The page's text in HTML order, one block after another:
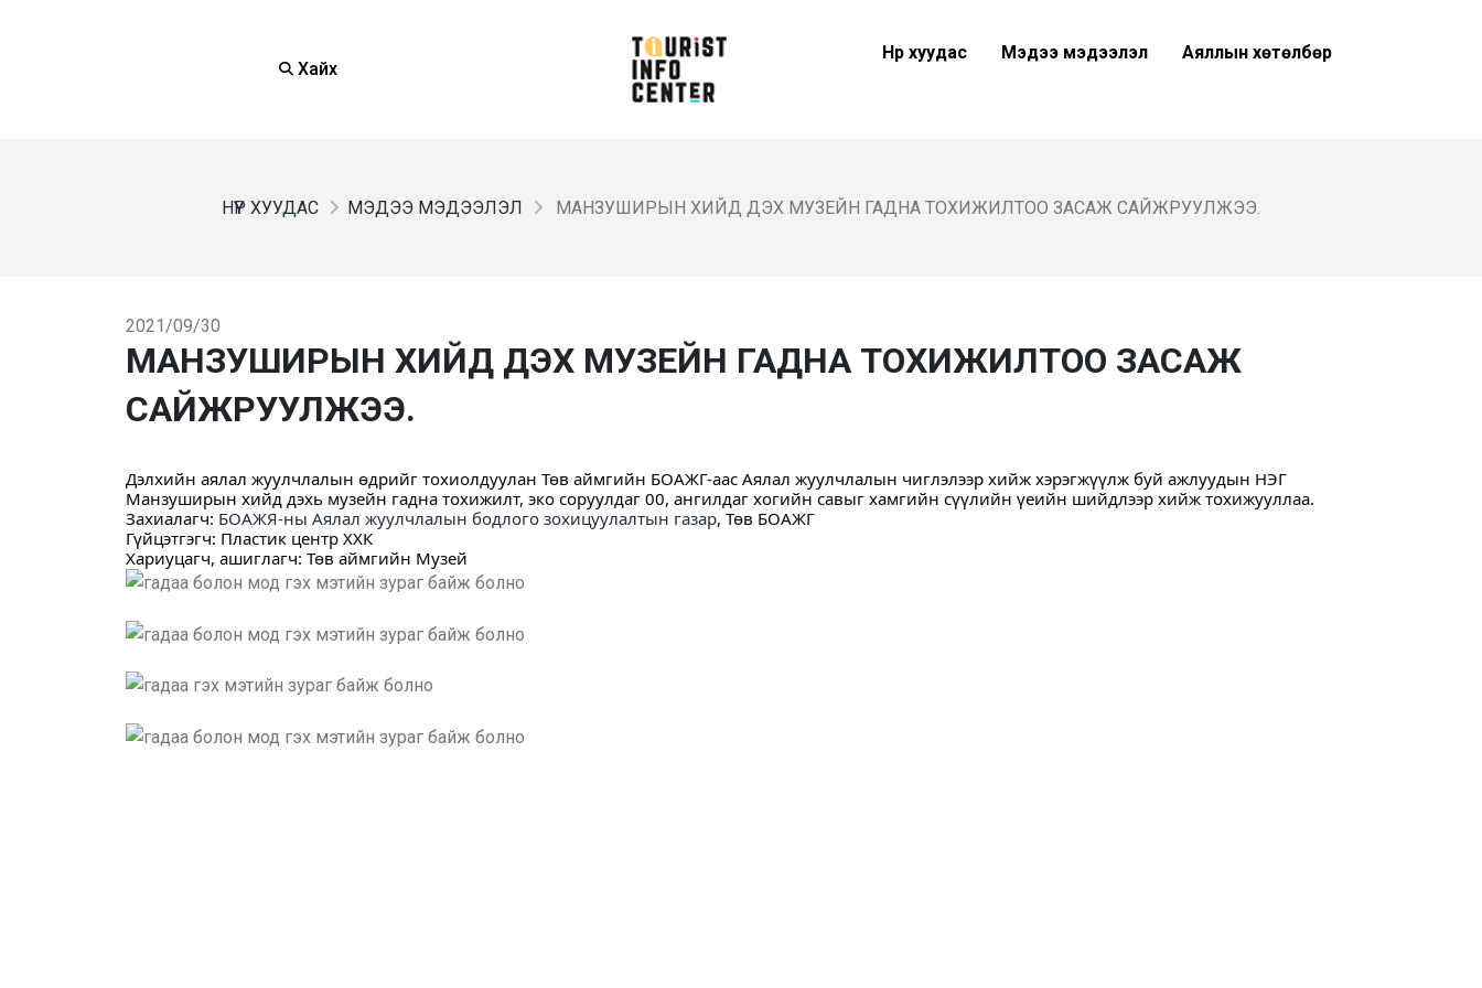
Хайх
Нүүр хуудас Мэдээ мэдээлэл Аяллын хөтөлбөр
НҮҮР ХУУДАС МЭДЭЭ МЭДЭЭЛЭЛ МАНЗУШИРЫН ХИЙД ДЭХ МУЗЕЙН ГАДНА ТОХИЖИЛТОО ЗАСАЖ САЙЖРУУЛЖЭЭ.
2021/09/30
МАНЗУШИРЫН ХИЙД ДЭХ МУЗЕЙН ГАДНА ТОХИЖИЛТОО ЗАСАЖ
САЙЖРУУЛЖЭЭ.
Дэлхийн аялал жуулчлалын өдрийг тохиолдуулан Төв аймгийн БОАЖГ-аас Аялал жуулчлалын чиглэлээр хийж хэрэгжүүлж буй ажлуудын НЭГ
Манзуширын хийд дэхь музейн гадна тохижилт, эко соруулдаг 00, ангилдаг хогийн савыг хамгийн сүүлийн үеийн шийдлээр хийж тохижууллаа.
Захиалагч: БОАЖЯ-ны Аялал жуулчлалын бодлого зохицуулалтын газар, Төв БОАЖГ
Гүйцэтгэгч: Пластик центр ХХК
Хариуцагч, ашиглагч: Төв аймгийн Музей